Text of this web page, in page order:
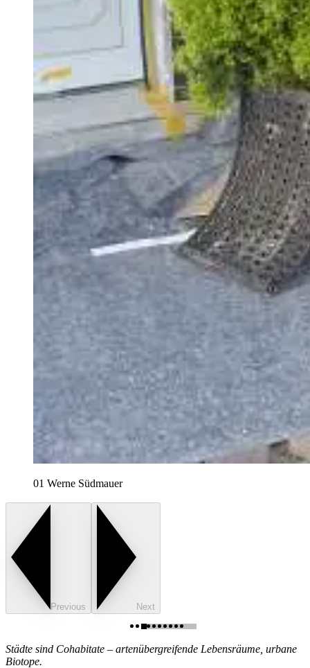
01 Werne Südmauer
Previous Next
Städte sind Cohabitate – artenübergreifende Lebensräume, urbane
Biotope.